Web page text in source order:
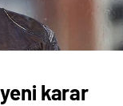
karar